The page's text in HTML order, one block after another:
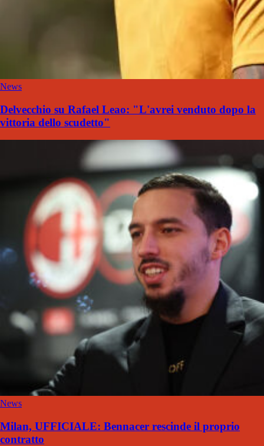
News
Delvecchio su Rafael Leao: "L'avrei venduto dopo la
vittoria dello scudetto"
News
Milan, UFFICIALE: Bennacer rescinde il proprio
contratto